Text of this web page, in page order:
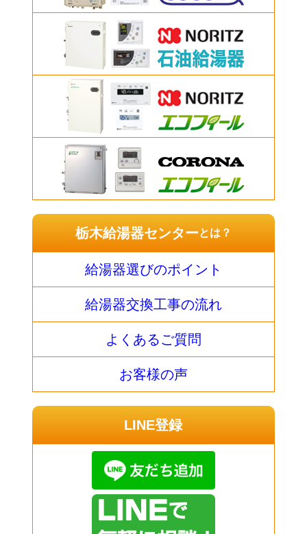
栃木給湯器センターとは？
給湯器選びのポイント
給湯器交換工事の流れ
よくあるご質問
お客様の声
LINE登録